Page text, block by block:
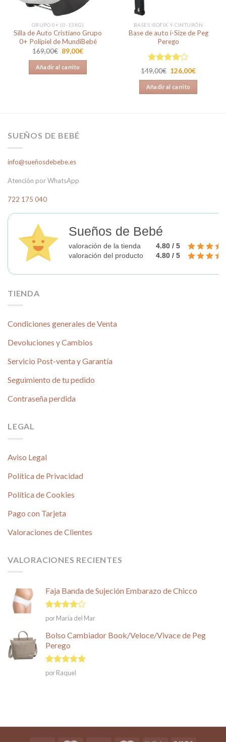
GRUPO 0+ (0-13KG)
Silla de Auto Cristiano Grupo
0+ Polipiel de MundiBebé
169,00€ El
precio
original
era:
169,00€.
89,00€El
89,00€.
Añadir al carrito
BASES ISOFIX Y CINTURÓN
Base de auto i-Size de Peg
Perego
Valorado
en
de 5
149,00€ El
precio
original
era:
149,00€.
126,00€El
126,00€.
Añadir al carrito
SUEÑOS DE BEBÉ
info@sueñosdebebe.es
Atención por WhatsApp
722 175 040
Sueños de Bebé
valoración de la tienda
4.80 / 5
valoración del producto
4.80 / 5
TIENDA
Condiciones generales de Venta
Devoluciones y Cambios
Servicio Post-venta y Garantía
Seguimiento de tu pedido
Contraseña perdida
LEGAL
Aviso Legal
Política de Privacidad
Política de Cookies
Pago con Tarjeta
Valoraciones de Clientes
VALORACIONES RECIENTES
Faja Banda de Sujeción Embarazo de Chicco
Valorado
en
5
por María del Mar
Bolso Cambiador Book/Veloce/Vivace de Peg
Perego
Valorado en
5
de 5
por Raquel